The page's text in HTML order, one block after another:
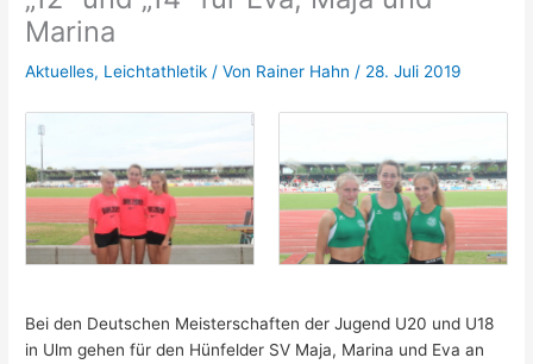
Marina
Aktuelles, Leichtathletik / Von Rainer Hahn/ 28. Juli 2019
Bei den Deutschen Meisterschaften der Jugend U20 und U18
in Ulm gehen für den Hünfelder SV Maja, Marina und Eva an